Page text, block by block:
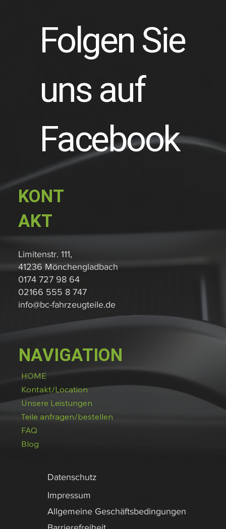
Folgen Sie
uns auf
Facebook
Datenschutz
Impressum
Allgemeine Geschäftsbedingungen
NAVIGATION
HOME
Kontakt/Location
Unsere Leistungen
Teile anfragen/bestellen
FAQ
Blog
KONT
AKT
Limitenstr. 111,
41236 Mönchengladbach
0174 727 98 64
02166 555 8 747
info@bc-fahrzeugteile.de